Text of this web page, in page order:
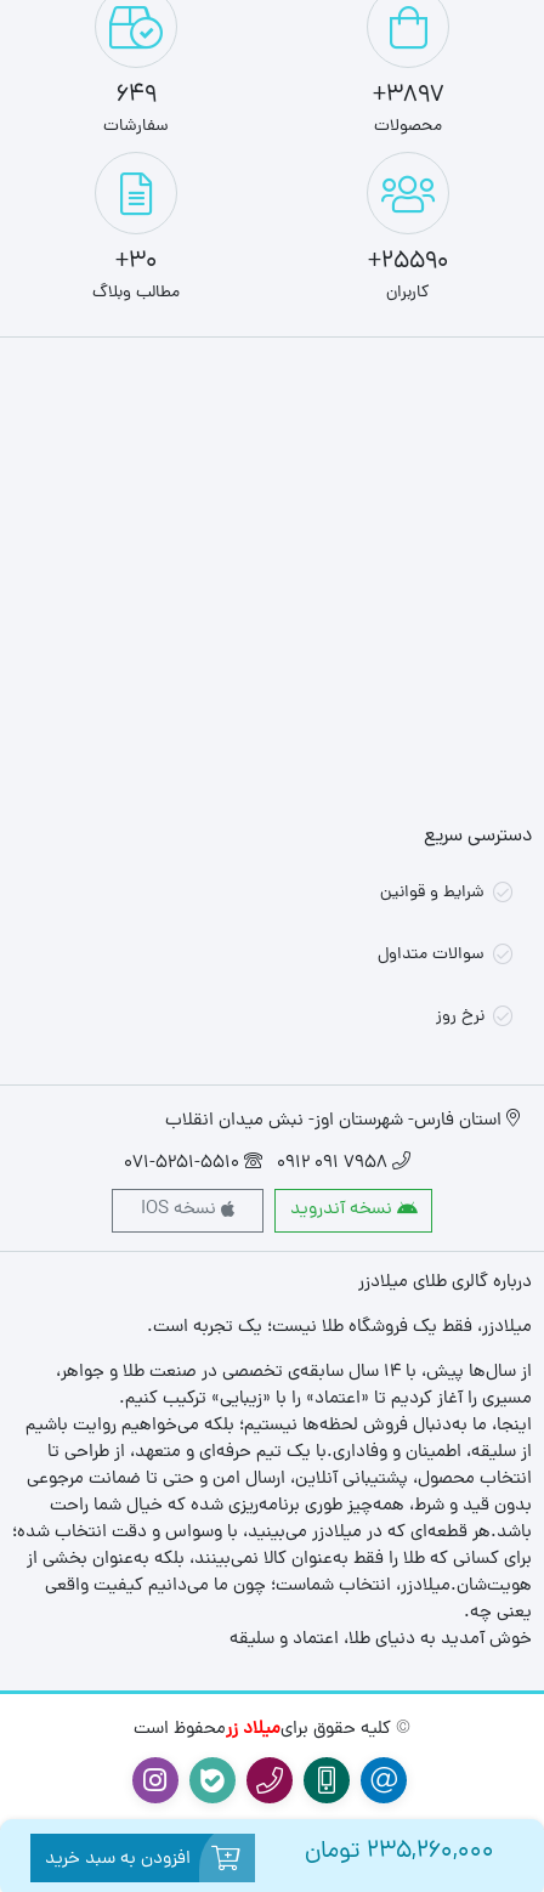
3897+
محصولات
649
سفارشات
25590+
کاربران
30+
مطالب وبلاگ
دسترسی سریع
شرایط و قوانین
سوالات متداول
نرخ روز
استان فارس- شهرستان اوز- نبش میدان انقلاب
7958 091 0912
071-5251-5510
نسخه آندروید
نسخه IOS
درباره گالری طلای میلادزر
میلادزر، فقط یک فروشگاه طلا نیست؛ یک تجربه‌ است.
از سال‌ها پیش، با ۱۴ سال سابقه‌ی تخصصی در صنعت طلا و جواهر،
مسیری را آغاز کردیم تا «اعتماد» را با «زیبایی» ترکیب کنیم.
اینجا، ما به‌دنبال فروش لحظه‌ها نیستیم؛ بلکه می‌خواهیم روایت باشیم
از سلیقه، اطمینان و وفاداری.با یک تیم حرفه‌ای و متعهد، از طراحی تا
انتخاب محصول، پشتیبانی آنلاین، ارسال امن و حتی تا ضمانت مرجوعی
بدون قید و شرط، همه‌چیز طوری برنامه‌ریزی شده که خیال شما راحت
باشد.هر قطعه‌ای که در میلادزر می‌بینید، با وسواس و دقت انتخاب شده؛
برای کسانی که طلا را فقط به‌عنوان کالا نمی‌بینند، بلکه به‌عنوان بخشی از
هویت‌شان.میلادزر، انتخاب شماست؛ چون ما می‌دانیم کیفیت واقعی
یعنی چه.
خوش آمدید به دنیای طلا، اعتماد و سلیقه
© کلیه حقوق برایمیلاد زرمحفوظ است
235,260,000 تومان افزودن به سبد خرید
مقایسه
0
سبد خرید